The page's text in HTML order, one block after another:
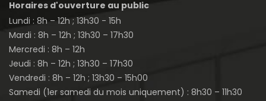
Horaires d'ouverture au public
Lundi : 8h – 12h ; 13h30 - 15h
Mardi : 8h – 12h ; 13h30 – 17h30
Mercredi : 8h – 12h
Jeudi : 8h – 12h ; 13h30 – 17h30
Vendredi : 8h – 12h ; 13h30 – 15h00
Samedi (1er samedi du mois uniquement) : 8h30 – 11h30